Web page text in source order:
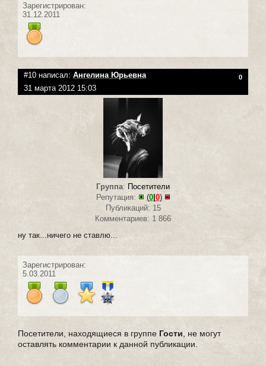
Зарегистрирован:
31.12.2011
#10 написал: Ангелина Юрьевна 0
31 марта 2012 15:03
Группа: Посетители
Репутация:
(0| 0)
Публикаций: 15
Комментариев: 1 866
ну так...ничего не ставлю...
Зарегистрирован:
5.03.2011
Посетители, находящиеся в группе Гости , не могут
оставлять комментарии к данной публикации.